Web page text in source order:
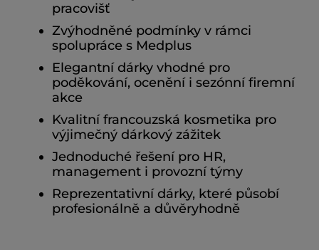
pracovišť
Zvýhodněné podmínky v rámci
spolupráce s Medplus
Elegantní dárky vhodné pro
poděkování, ocenění i sezónní firemní
akce
Kvalitní francouzská kosmetika pro
výjimečný dárkový zážitek
Jednoduché řešení pro HR,
management i provozní týmy
Reprezentativní dárky, které působí
profesionálně a důvěryhodně